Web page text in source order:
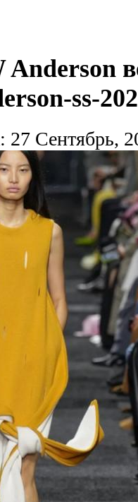
ss-
27 Сентябрь,